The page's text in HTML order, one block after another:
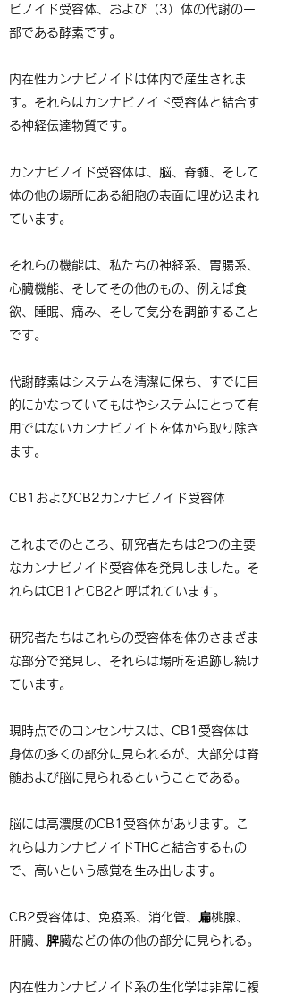
ビノイド受容体、および（3）体の代謝の一
部である酵素です。
内在性カンナビノイドは体内で産生されま
す。それらはカンナビノイド受容体と結合す
る神経伝達物質です。
カンナビノイド受容体は、脳、脊髄、そして
体の他の場所にある細胞の表面に埋め込まれ
ています。
それらの機能は、私たちの神経系、胃腸系、
心臓機能、そしてその他のもの、例えば食
欲、睡眠、痛み、そして気分を調節すること
です。
代謝酵素はシステムを清潔に保ち、すでに目
的にかなっていてもはやシステムにとって有
用ではないカンナビノイドを体から取り除き
ます。
CB1およびCB2カンナビノイド受容体
これまでのところ、研究者たちは2つの主要
なカンナビノイド受容体を発見しました。そ
れらはCB1とCB2と呼ばれています。
研究者たちはこれらの受容体を体のさまざま
な部分で発見し、それらは場所を追跡し続け
ています。
現時点でのコンセンサスは、CB1受容体は
身体の多くの部分に見られるが、大部分は脊
髄および脳に見られるということである。
脳には高濃度のCB1受容体があります。こ
れらはカンナビノイドTHCと結合するもの
で、高いという感覚を生み出します。
CB2受容体は、免疫系、消化管、扁桃腺、
肝臓、脾臓などの体の他の部分に見られる。
内在性カンナビノイド系の生化学は非常に複